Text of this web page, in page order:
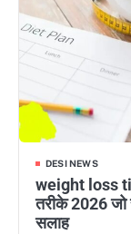
DESI NEWS
weight loss
तरीके 2026 जो
सलाह